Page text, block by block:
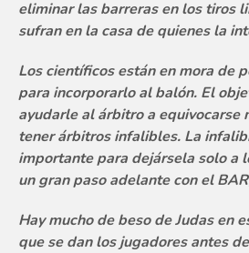
eliminar las barreras en los tiros
sufran en la casa de quienes la
Los científicos están en mora de
para incorporarlo al balón. El
ayudarle al árbitro a equivocarse
tener árbitros infalibles. La
importante para dejársela solo a
un gran paso adelante con el
Hay mucho de beso de Judas en
que se dan los jugadores antes